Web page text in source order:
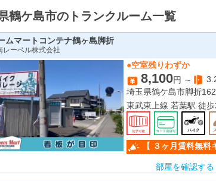
鶴ケ島市のトランクルーム一覧
ムマートコンテナ鶴ヶ島脚折
レーベル株式会社
●空室残りわずか
8,100円 ～
埼玉県鶴ケ島市脚折
東武東上線
東武東上線 坂
東
東武
【 ３ヶ月賃料無料
部屋を確認する